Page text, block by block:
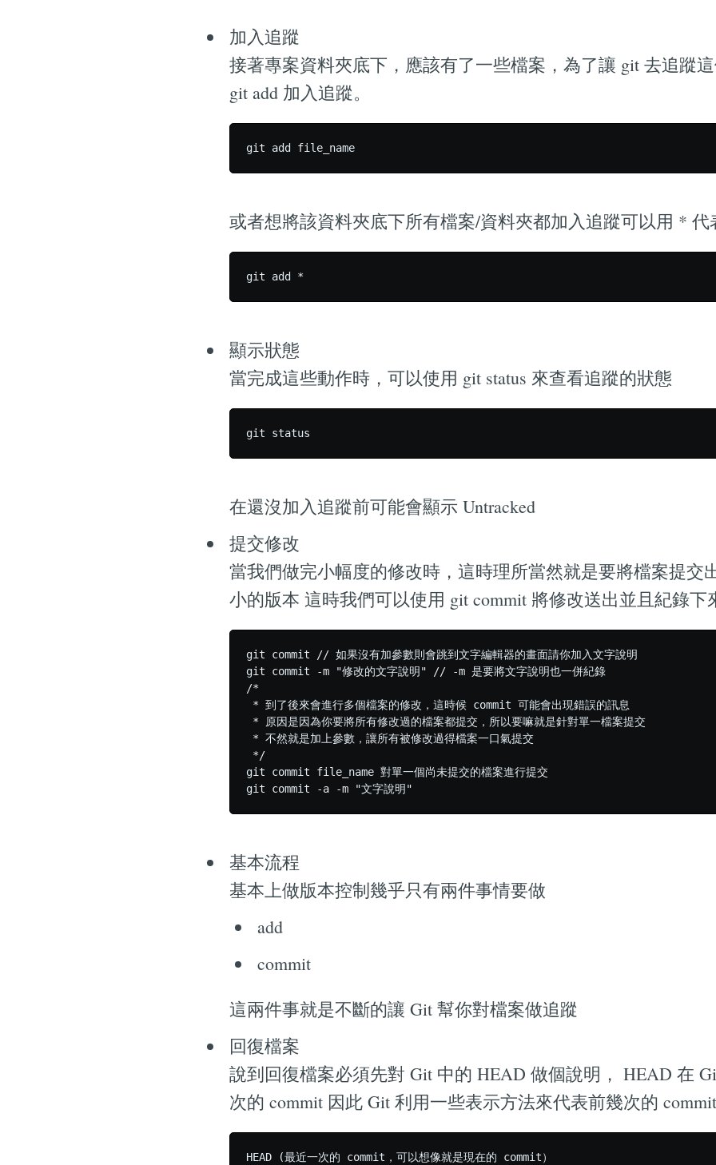
加入追蹤
接著專案資料夾底下，應該有了一些檔案，為了讓 git 去追蹤
git add 加入追蹤。
或者想將該資料夾底下所有檔案/資料夾都加入追蹤可以用 * 代
顯示狀態
當完成這些動作時，可以使用 git status 來查看追蹤的狀態
在還沒加入追蹤前可能會顯示 Untracked
提交修改
當我們做完小幅度的修改時，這時理所當然就是要將檔案提交
小的版本 這時我們可以使用 git commit 將修改送出並且紀錄下
git commit // 如果沒有加參數則會跳到文字編輯器的畫面請你加入文字說明
git commit -m "修改的文字說明" // -m 是要將文字說明也一併紀錄
/*
* 到了後來會進行多個檔案的修改，這時候 commit 可能會出現錯誤的訊息
* 原因是因為你要將所有修改過的檔案都提交，所以要嘛就是針對單一檔案提交
* 不然就是加上參數，讓所有被修改過得檔案一口氣提交
*/
git commit file_name 對單一個尚未提交的檔案進行提交
基本流程
基本上做版本控制幾乎只有兩件事情要做
add
commit
這兩件事就是不斷的讓 Git 幫你對檔案做追蹤
回復檔案
說到回復檔案必須先對 Git 中的 HEAD 做個說明， HEAD 在
次的 commit 因此 Git 利用一些表示方法來代表前幾次的
HEAD (最近一次的 commit，可以想像就是現在的 commit）